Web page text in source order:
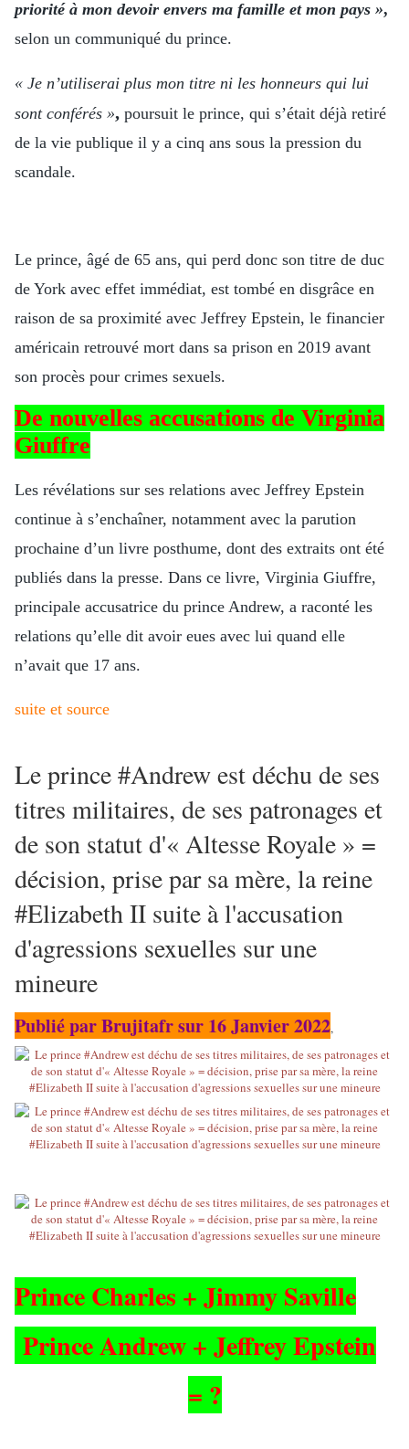
priorité à mon devoir envers ma famille et mon pays »,
selon un communiqué du prince.
« Je n’utiliserai plus mon titre ni les honneurs qui lui
sont conférés », poursuit le prince, qui s’était déjà retiré
de la vie publique il y a cinq ans sous la pression du
scandale.
Le prince, âgé de 65 ans, qui perd donc son titre de duc
de York avec effet immédiat, est tombé en disgrâce en
raison de sa proximité avec Jeffrey Epstein, le financier
américain retrouvé mort dans sa prison en 2019 avant
son procès pour crimes sexuels.
De nouvelles accusations de Virginia
Giuffre
Les révélations sur ses relations avec Jeffrey Epstein
continue à s’enchaîner, notamment avec la parution
prochaine d’un livre posthume, dont des extraits ont été
publiés dans la presse. Dans ce livre, Virginia Giuffre,
principale accusatrice du prince Andrew, a raconté les
relations qu’elle dit avoir eues avec lui quand elle
n’avait que 17 ans.
suite et source
Le prince #Andrew est déchu de ses
titres militaires, de ses patronages et
de son statut d'« Altesse Royale » =
décision, prise par sa mère, la reine
#Elizabeth II suite à l'accusation
d'agressions sexuelles sur une
mineure
Publié par Brujitafr sur 16 Janvier 2022,
Prince Charles + Jimmy Saville
Prince Andrew + Jeffrey Epstein
= ?